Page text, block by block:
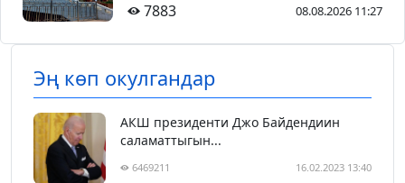
7883 08.08.2026 11:27
Эң көп окулгандар
АКШ президенти Джо Байдендиин
саламаттыгын...
6469211 16.02.2023 13:40